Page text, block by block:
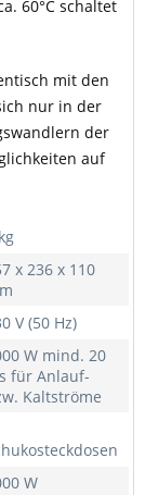
60°C schaltet
mit den
nur in der
der
auf
x 236 x 110
V (50 Hz)
W mind. 20
für Anlauf-
Kaltströme
W